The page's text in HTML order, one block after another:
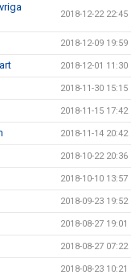
2018-12-22 22:45
2018-12-09 19:59
2018-12-01 11:30
2018-11-30 15:15
2018-11-15 17:42
2018-11-14 20:42
2018-10-22 20:36
2018-10-10 13:57
2018-09-23 19:52
2018-08-27 19:01
2018-08-27 07:22
2018-08-23 10:21